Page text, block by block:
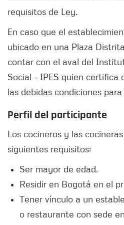
requisitos de Ley.
En caso que el
ubicado en una Plaza
contar con el aval del
Social - IPES quien certifica
las debidas condiciones
Perfil del participante
Los cocineros y las
siguientes requisitos:
Ser mayor de edad.
Residir en Bogotá en el
Tener vínculo a un
o restaurante con sede